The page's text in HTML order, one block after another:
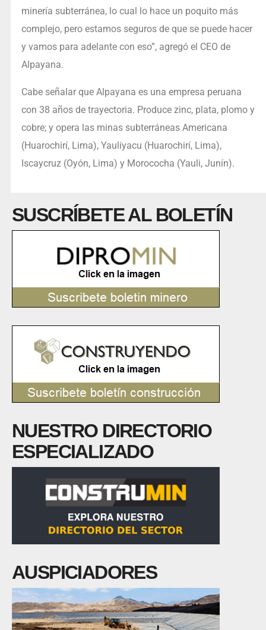
minería subterránea, lo cual lo hace un poquito más
complejo, pero estamos seguros de que se puede hacer
y vamos para adelante con eso”, agregó el CEO de
Alpayana.
Cabe señalar que Alpayana es una empresa peruana
con 38 años de trayectoria. Produce zinc, plata, plomo y
cobre; y opera las minas subterráneas Americana
(Huarochirí, Lima), Yauliyacu (Huarochirí, Lima),
Iscaycruz (Oyón, Lima) y Morococha (Yauli, Junín).
SUSCRÍBETE AL BOLETÍN
NUESTRO DIRECTORIO
ESPECIALIZADO
AUSPICIADORES